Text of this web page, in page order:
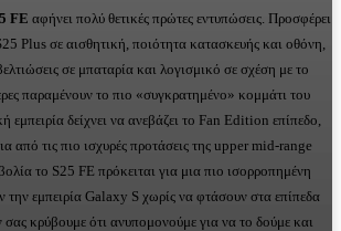
FE αφήνει πολύ θετικές πρώτες εντυπώσεις. Προσφέρει
Plus σε αισθητική, ποιότητα κατασκευής και οθόνη,
σε μπαταρία και λογισμικό σε σχέση με το
παραμένουν το πιο «συγκρατημένο» κομμάτι του
δείχνει να ανεβάζει το Fan Edition επίπεδο,
από τις πιο ισχυρές προτάσεις της upper mid-range
το S25 FE πρόκειται για μια πιο ισορροπημένη
την εμπειρία Galaxy S χωρίς να φτάσουν στα επίπεδα
κρύβουμε ότι ανυπομονούμε για να το δούμε και